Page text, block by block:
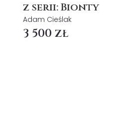
z serii: Bionty
Adam Cieślak
3 500 zł